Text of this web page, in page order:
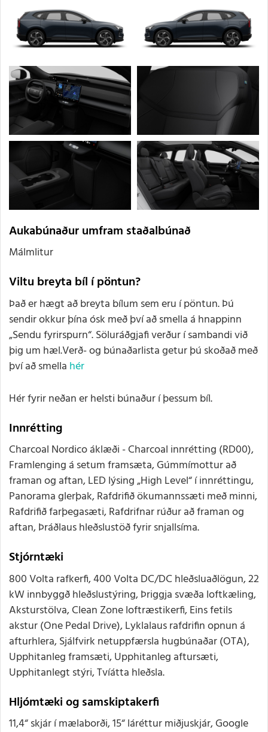
Aukabúnaður umfram staðalbúnað
Málmlitur
Viltu breyta bíl í pöntun?
Það er hægt að breyta bílum sem eru í pöntun. Þú
sendir okkur þína ósk með því að smella á hnappinn
„Sendu fyrirspurn“. Söluráðgjafi verður í sambandi við
þig um hæl.Verð- og búnaðarlista getur þú skoðað með
því að smella hér
Hér fyrir neðan er helsti búnaður í þessum bíl.
Innrétting
Charcoal Nordico áklæði - Charcoal innrétting (RD00),
Framlenging á setum framsæta, Gúmmímottur að
framan og aftan, LED lýsing „High Level“ í innréttingu,
Panorama glerþak, Rafdrifið ökumannssæti með minni,
Rafdrifið farþegasæti, Rafdrifnar rúður að framan og
aftan, Þráðlaus hleðslustöð fyrir snjallsíma.
Stjórntæki
800 Volta rafkerfi, 400 Volta DC/DC hleðsluaðlögun, 22
kW innbyggð hleðslustýring, Þriggja svæða loftkæling,
Aksturstölva, Clean Zone loftræstikerfi, Eins fetils
akstur (One Pedal Drive), Lyklalaus rafdrifin opnun á
afturhlera, Sjálfvirk netuppfærsla hugbúnaðar (OTA),
Upphitanleg framsæti, Upphitanleg aftursæti,
Upphitanlegt stýri, Tvíátta hleðsla.
Hljómtæki og samskiptakerfi
11,4“ skjár í mælaborði, 15“ láréttur miðjuskjár, Google